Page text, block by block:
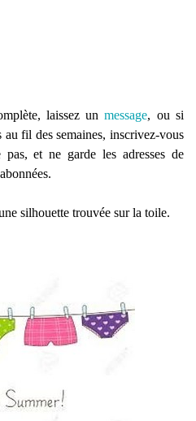
laissez unmessage, ou si
fil des semaines, inscrivez-vous
et ne garde les adresses de
silhouette trouvée sur la toile.